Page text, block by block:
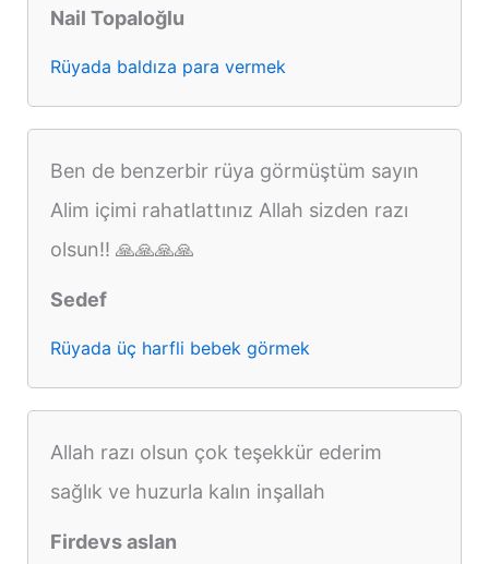
Nail Topaloğlu
Rüyada baldıza para vermek
Ben de benzerbir rüya görmüştüm sayın
Alim içimi rahatlattınız Allah sizden razı
olsun!! 🙏🙏🙏🙏
Sedef
Rüyada üç harfli bebek görmek
Allah razı olsun çok teşekkür ederim
sağlık ve huzurla kalın inşallah
Firdevs aslan